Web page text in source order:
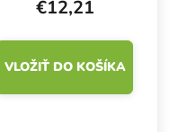
€12,21
VLOŽIŤ DO KOŠÍKA